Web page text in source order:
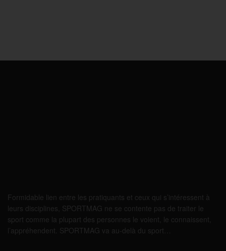
Formidable lien entre les pratiquants et ceux qui s’intéressent à
leurs disciplines, SPORTMAG ne se contente pas de traiter le
sport comme la plupart des personnes le voient, le connaissent,
l’appréhendent. SPORTMAG va au-delà du sport…